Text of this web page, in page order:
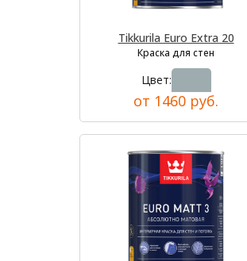
Tikkurila Euro Extra 20
Краска для стен
Цвет:
от 1460 руб.